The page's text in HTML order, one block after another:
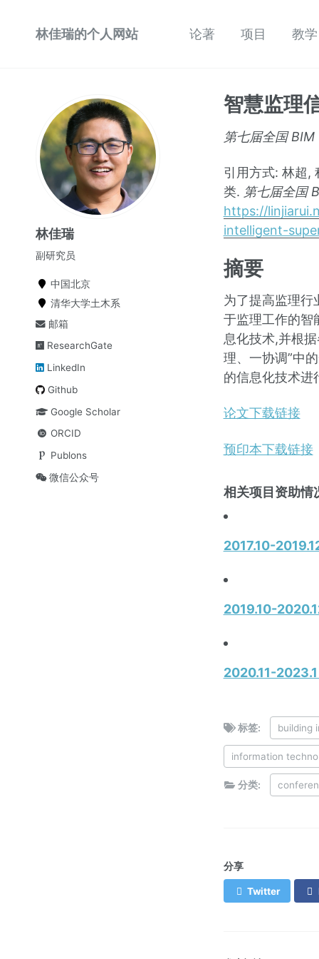
林佳瑞的个人网站 论著 项目 教学
林佳瑞
副研究员
中国北京
清华大学土木系
邮箱
ResearchGate
LinkedIn
Github
Google Scholar
ORCID
Publons
微信公众号
智慧监理
第七届全国 BIM
引用方式: 林超,
类. 第七届全国
https://
intelligent-
摘要
为了提高监理行
于监理工作的智
息化技术,并根
理、一协调”中
的信息化技术进
论文下载链接
预印本下载链接
相关项目资助情
2017.10-
2019.10-
2020.11-
标签: building
information
分类:
分享
Twitter